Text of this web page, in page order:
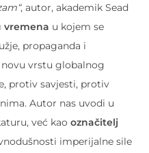
, autor, akademik Sead
vremena u kojem se
propaganda i
vrstu globalnog
protiv savjesti, protiv
Autor nas uvodi u
već kao označitelj
imperijalne sile